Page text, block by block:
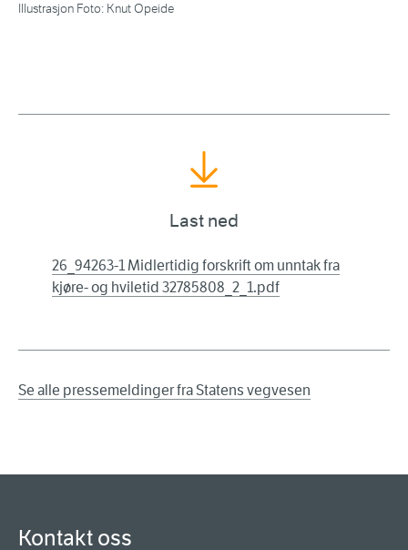
Illustrasjon Foto: Knut Opeide
Last ned
26_94263-1 Midlertidig forskrift om unntak fra
kjøre- og hviletid 32785808_2_1.pdf
Se alle pressemeldinger fra Statens vegvesen
Kontakt oss